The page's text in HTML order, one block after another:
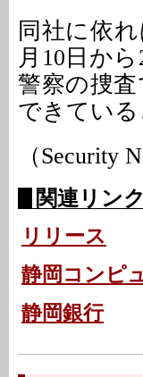
同社に依
月10日か
警察の捜
できている
（Security
関連リンク
リリース
静岡コンピ
静岡銀行